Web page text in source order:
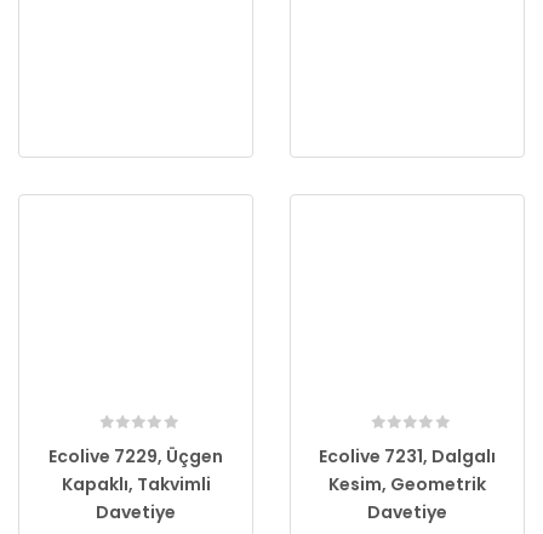
Ecolive 7229, Üçgen
Kapaklı, Takvimli
Davetiye
Ecolive 7231, Dalgalı
Kesim, Geometrik
Davetiye